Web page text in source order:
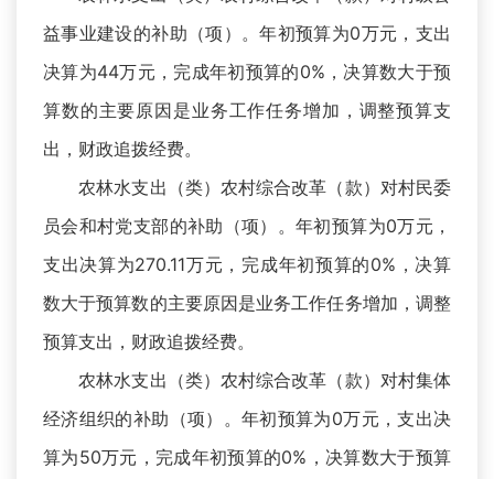
益事业建设的补助（项）。年初预算为0万元，支出
决算为44万元，完成年初预算的0%，决算数大于预
算数的主要原因是业务工作任务增加，调整预算支
出，财政追拨经费。
农林水支出（类）农村综合改革（款）对村民委
员会和村党支部的补助（项）。年初预算为0万元，
支出决算为270.11万元，完成年初预算的0%，决算
数大于预算数的主要原因是业务工作任务增加，调整
预算支出，财政追拨经费。
农林水支出（类）农村综合改革（款）对村集体
经济组织的补助（项）。年初预算为0万元，支出决
算为50万元，完成年初预算的0%，决算数大于预算